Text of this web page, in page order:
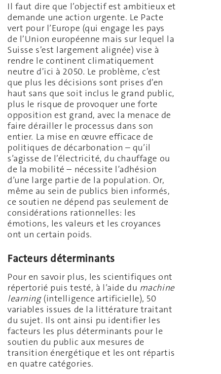
Il faut dire que l’objectif est ambitieux et
demande une action urgente. Le Pacte
vert pour l’Europe (qui engage les pays
de l’Union européenne mais sur lequel la
Suisse s’est largement alignée) vise à
rendre le continent climatiquement
neutre d’ici à 2050. Le problème, c’est
que plus les décisions sont prises d’en
haut sans que soit inclus le grand public,
plus le risque de provoquer une forte
opposition est grand, avec la menace de
faire dérailler le processus dans son
entier. La mise en œuvre efficace de
politiques de décarbonation – qu’il
s’agisse de l’électricité, du chauffage ou
de la mobilité – nécessite l’adhésion
d’une large partie de la population. Or,
même au sein de publics bien informés,
ce soutien ne dépend pas seulement de
considérations rationnelles: les
émotions, les valeurs et les croyances
ont un certain poids.
Facteurs déterminants
Pour en savoir plus, les scientifiques ont
répertorié puis testé, à l’aide du machine
learning(intelligence artificielle), 50
variables issues de la littérature traitant
du sujet. Ils ont ainsi pu identifier les
facteurs les plus déterminants pour le
soutien du public aux mesures de
transition énergétique et les ont répartis
en quatre catégories.